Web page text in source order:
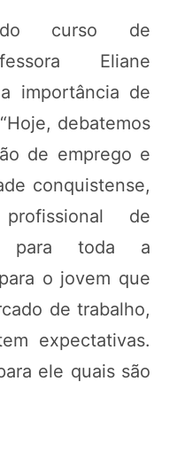
do curso de
Eliane
importância de
debatemos
de emprego e
conquistense,
de
para toda a
o jovem que
de trabalho,
expectativas.
ele quais são